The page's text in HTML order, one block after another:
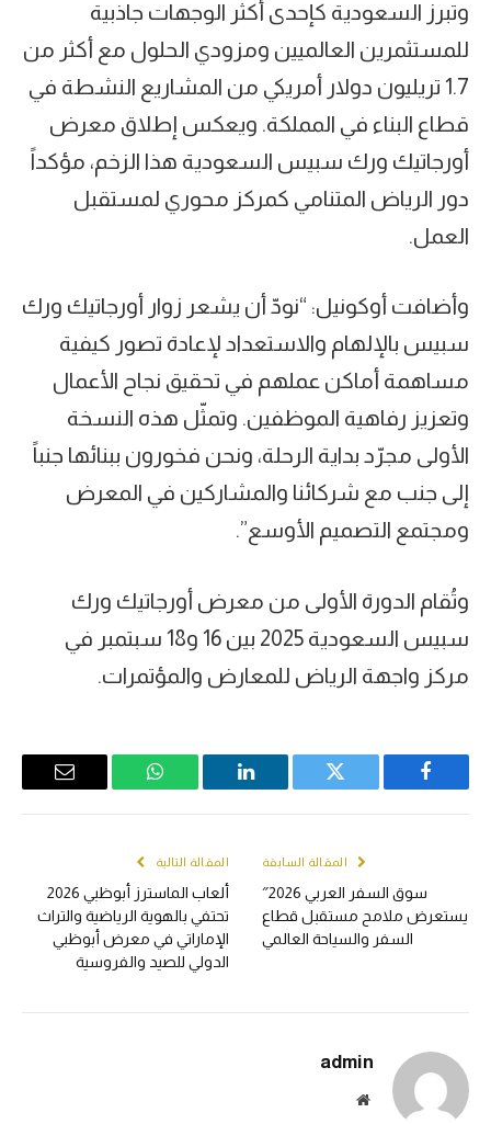
وتبرز السعودية كإحدى أكثر الوجهات جاذبية
للمستثمرين العالميين ومزودي الحلول مع أكثر من
1.7 تريليون دولار أمريكي من المشاريع النشطة في
قطاع البناء في المملكة. ويعكس إطلاق معرض
أورجاتيك ورك سبيس السعودية هذا الزخم، مؤكداً
دور الرياض المتنامي كمركز محوري لمستقبل
العمل.
وأضافت أوكونيل: “نودّ أن يشعر زوار أورجاتيك ورك
سبيس بالإلهام والاستعداد لإعادة تصور كيفية
مساهمة أماكن عملهم في تحقيق نجاح الأعمال
وتعزيز رفاهية الموظفين. وتمثّل هذه النسخة
الأولى مجرّد بداية الرحلة، ونحن فخورون ببنائها جنباً
إلى جنب مع شركائنا والمشاركين في المعرض
ومجتمع التصميم الأوسع”.
وتُقام الدورة الأولى من معرض أورجاتيك ورك
سبيس السعودية 2025 بين 16 و18 سبتمبر في
مركز واجهة الرياض للمعارض والمؤتمرات.
Facebook
Twitter
LinkedIn
WhatsApp
Email
المقالة السابقة
سوق السفر العربي 2026″
يستعرض ملامح مستقبل قطاع
السفر والسياحة العالمي
المقالة التالية
ألعاب الماسترز أبوظبي 2026
تحتفي بالهوية الرياضية والتراث
الإماراتي في معرض أبوظبي
الدولي للصيد والفروسية
admin
الموقع